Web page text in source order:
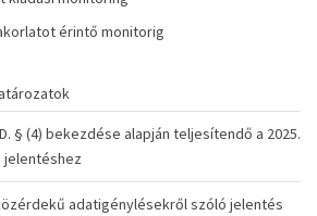
érintő monitorig
§ (4) bekezdése alapján teljesítendő a 2025.
adatigénylésekről szóló jelentés